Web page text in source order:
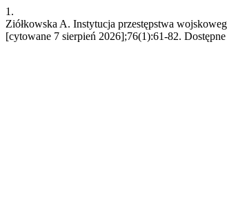
1.
Ziółkowska A. Instytucja przestępstwa
[cytowane 7 sierpień 2026];76(1):61-82.